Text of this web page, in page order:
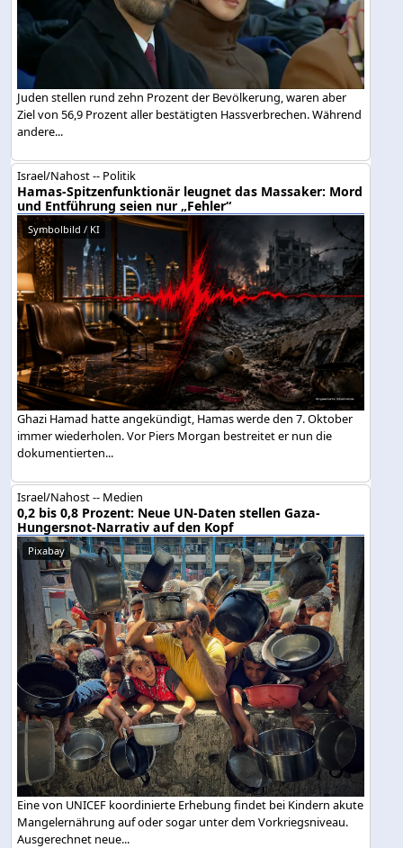
Juden stellen rund zehn Prozent der Bevölkerung, waren aber
Ziel von 56,9 Prozent aller bestätigten Hassverbrechen. Während
andere...
Israel/Nahost -- Politik
Hamas-Spitzenfunktionär leugnet das Massaker: Mord
und Entführung seien nur „Fehler“
Symbolbild / KI
Ghazi Hamad hatte angekündigt, Hamas werde den 7. Oktober
immer wiederholen. Vor Piers Morgan bestreitet er nun die
dokumentierten...
Israel/Nahost -- Medien
0,2 bis 0,8 Prozent: Neue UN-Daten stellen Gaza-
Hungersnot-Narrativ auf den Kopf
Pixabay
Eine von UNICEF koordinierte Erhebung findet bei Kindern akute
Mangelernährung auf oder sogar unter dem Vorkriegsniveau.
Ausgerechnet neue...